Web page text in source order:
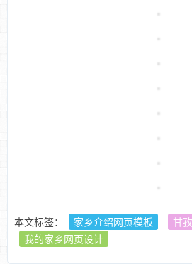
本文标签： 家乡介绍网页模板
甘
我的家乡网页设计